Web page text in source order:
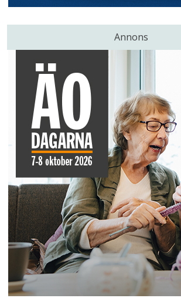
Annons